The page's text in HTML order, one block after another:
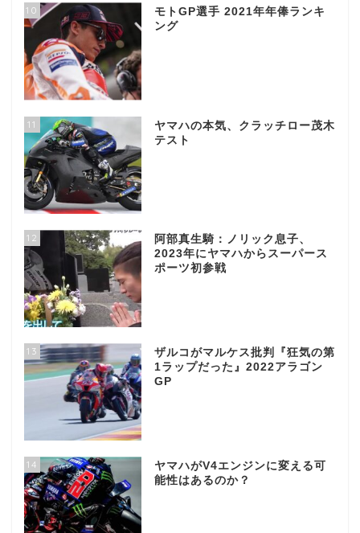
10
モトGP選手 2021年年俸ランキ
ング
11
ヤマハの本気、クラッチロー茂木
テスト
12
阿部真生騎：ノリック息子、
2023年にヤマハからスーパース
ポーツ初参戦
13
ザルコがマルケス批判『狂気の第
1ラップだった』2022アラゴン
GP
14
ヤマハがV4エンジンに変える可
能性はあるのか？